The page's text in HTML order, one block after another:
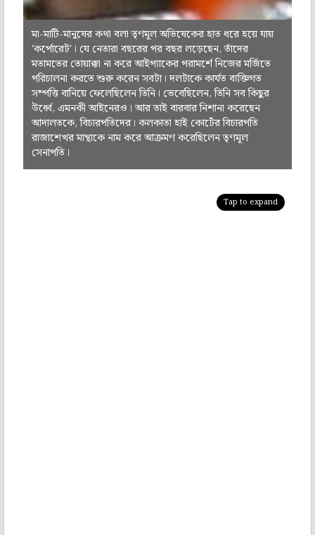
মা-মাটি-মানুষের কথা বলা তৃণমূল অভিষেকের হাত ধরে হয়ে যায়
'কর্পোরেট'। যে নেতারা বছরের পর বছর লড়েছেন, তাঁদের
মতামতের তোয়াক্কা না করে আইপ্যাকের পরামর্শে নিজের মর্জিতে
পরিচালনা করতে শুরু করেন সবটা। দলটাকে কার্যত ব্যক্তিগত
সম্পত্তি বানিয়ে ফেলেছিলেন তিনি। ভেবেছিলেন, তিনি সব কিছুর
উর্ধ্বে, এমনকী আইনেরও। আর তাই বারবার নিশানা করেছেন
আদালতকে, বিচারপতিদের। কলকাতা হাই কোর্টের বিচারপতি
রাজাশেখর মান্থাকে নাম করে আক্রমণ করেছিলেন তৃণমূল
সেনাপতি।
Tap to expand